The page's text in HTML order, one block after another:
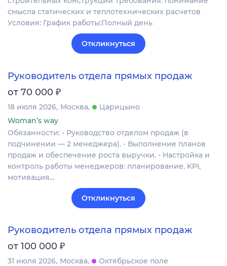
смысла статических и теплотехнических расчетов
Условия: График работы:Полный день
Откликнуться
Руководитель отдела прямых продаж
от 70 000 ₽
18 июля 2026 Москва
Царицыно
Woman’s way
Обязанности: - Руководство отделом продаж (в
подчинении — 2 менеджера). - Выполнение планов
продаж и обеспечение роста выручки. - Настройка и
контроль работы менеджеров: планирование, KPI,
мотивация…
Откликнуться
Руководитель отдела прямых продаж
от 100 000 ₽
31 июля 2026 Москва
Октябрьское поле